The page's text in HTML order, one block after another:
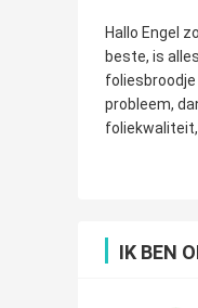
Hallo Engel
beste, is
foliesbroodje
probleem,
foliekwaliteit,
IK BEN